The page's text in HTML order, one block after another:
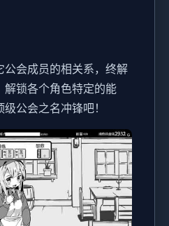
公会成员的相关系，终解
解锁各个角色特定的能
公会之名冲锋吧！